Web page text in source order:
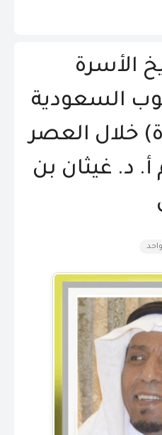
الأسرة
السعودية
خلال العصر
أ. د. غيثان بن